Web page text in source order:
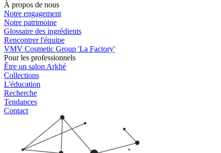
À propos de nous
Notre engagement
Notre patrimoine
Glossaire des ingrédients
Rencontrer l'équipe
VMV Cosmetic Group 'La Factory'
Pour les professionnels
Être un salon Arkhé
Collections
L'éducation
Recherche
Tendances
Contact